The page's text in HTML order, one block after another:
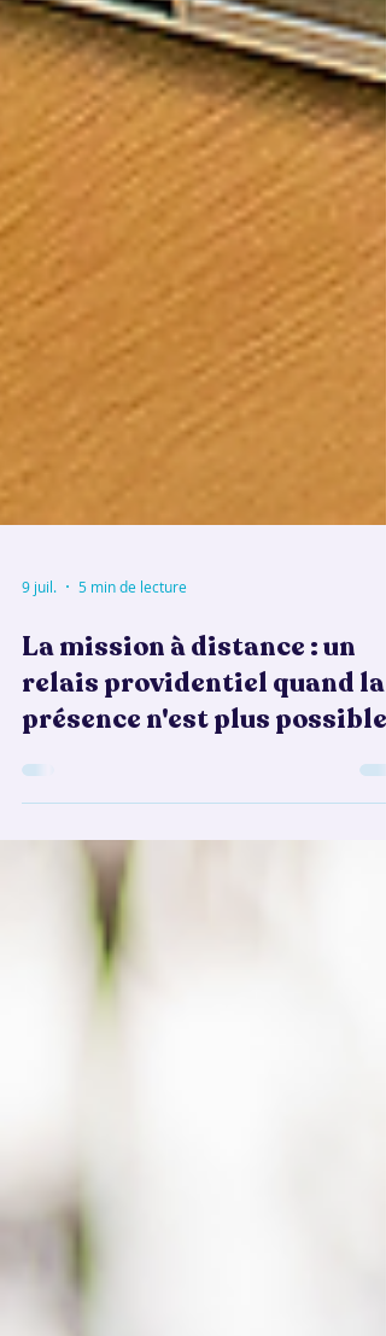
9 juil. 5 min de lecture
La mission à distance : un
relais providentiel quand la
présence n'est plus possible